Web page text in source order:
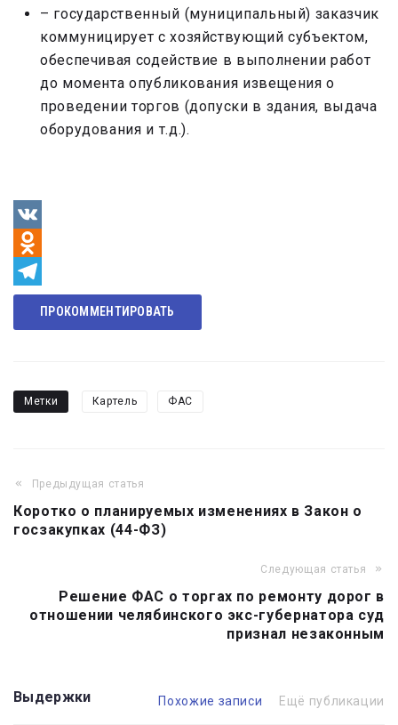
– государственный (муниципальный) заказчик
коммуницирует с хозяйствующий субъектом,
обеспечивая содействие в выполнении работ
до момента опубликования извещения о
проведении торгов (допуски в здания, выдача
оборудования и т.д.).
VK
Odnoklassniki
Telegram
ПРОКОММЕНТИРОВАТЬ
Метки Картель ФАС
Навигация
по
записям
Предыдущая статья
Коротко о планируемых изменениях в Закон о
госзакупках (44-ФЗ)
Следующая статья
Решение ФАС о торгах по ремонту дорог в
отношении челябинского экс-губернатора суд
признал незаконным
Выдержки Похожие записи Ещё публикации